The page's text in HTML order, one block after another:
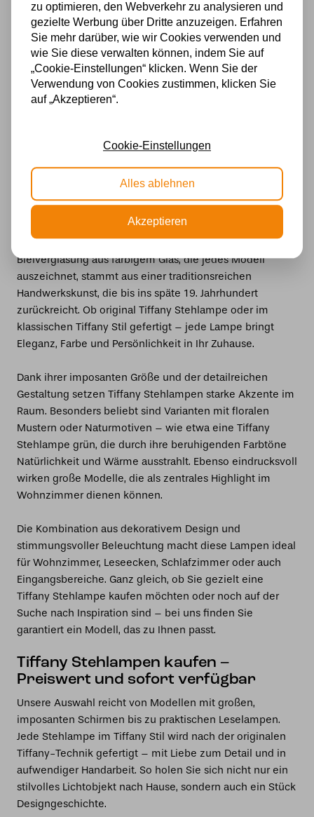
umfangreichen Sortiment:
Tiffany Pendelleuchten
Tiffany Windlichter
Tiffany Deckenleuchten
Was macht eine Tiffany Stehlampe so
Eine Tiffany Stehlampe ist weit mehr als nur eine
Lichtquelle – sie ist ein kunstvoll gestaltetes
Wohnaccessoire mit Geschichte. Die aufwendige
Bleiverglasung aus farbigem Glas, die jedes Modell
auszeichnet, stammt aus einer traditionsreichen
Handwerkskunst, die bis ins späte 19. Jahrhundert
zurückreicht. Ob original Tiffany Stehlampe oder im
klassischen Tiffany Stil gefertigt – jede Lampe bringt
Eleganz, Farbe und Persönlichkeit in Ihr Zuhause.
Dank ihrer imposanten Größe und der detailreichen
Gestaltung setzen Tiffany Stehlampen starke Akzente im
Raum. Besonders beliebt sind Varianten mit floralen
Mustern oder Naturmotiven – wie etwa eine Tiffany
Stehlampe grün, die durch ihre beruhigenden Farbtöne
Natürlichkeit und Wärme ausstrahlt. Ebenso eindrucksvoll
wirken große Modelle, die als zentrales Highlight im
Wohnzimmer dienen können.
Die Kombination aus dekorativem Design und
stimmungsvoller Beleuchtung macht diese Lampen ideal
für Wohnzimmer, Leseecken, Schlafzimmer oder auch
Eingangsbereiche. Ganz gleich, ob Sie gezielt eine
Tiffany Stehlampe kaufen möchten oder noch auf der
Suche nach Inspiration sind – bei uns finden Sie
garantiert ein Modell, das zu Ihnen passt.
Tiffany Stehlampen kaufen –
Preiswert und sofort verfügbar
Unsere Auswahl reicht von Modellen mit großen,
imposanten Schirmen bis zu praktischen Leselampen.
Jede Stehlampe im Tiffany Stil wird nach der originalen
Tiffany-Technik gefertigt – mit Liebe zum Detail und in
aufwendiger Handarbeit. So holen Sie sich nicht nur ein
stilvolles Lichtobjekt nach Hause, sondern auch ein Stück
Designgeschichte.
zu optimieren, den Webverkehr zu analysieren und
gezielte Werbung über Dritte anzuzeigen. Erfahren
Sie mehr darüber, wie wir Cookies verwenden und
wie Sie diese verwalten können, indem Sie auf
„Cookie-Einstellungen“ klicken. Wenn Sie der
Verwendung von Cookies zustimmen, klicken Sie
auf „Akzeptieren“.
Cookie-Einstellungen
Alles ablehnen
Akzeptieren